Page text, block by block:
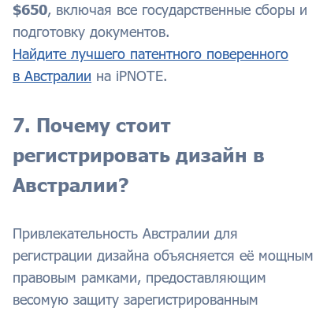
$650, включая все государственные сборы и
подготовку документов.
Найдите лучшего патентного поверенного
в Австралии на iPNOTE.
7. Почему стоит
регистрировать дизайн в
Австралии?
Привлекательность Австралии для
регистрации дизайна объясняется её мощным
правовым рамками, предоставляющим
весомую защиту зарегистрированным